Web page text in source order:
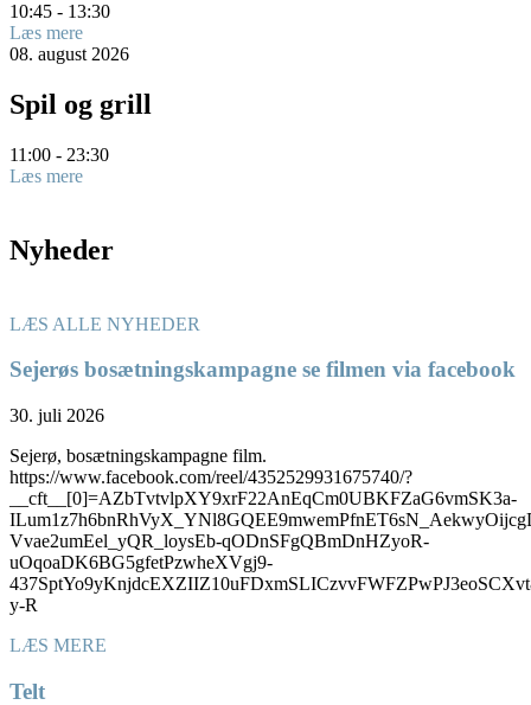
10:45 - 13:30
Læs mere
08. august 2026
Spil og grill
11:00 - 23:30
Læs mere
Nyheder
LÆS ALLE NYHEDER
Sejerøs bosætningskampagne se filmen via facebook
30. juli 2026
Sejerø, bosætningskampagne film.
https://www.facebook.com/reel/4352529931675740/?
__cft__[0]=AZbTvtvlpXY9xrF22AnEqCm0UBKFZaG6vmSK3a-
Vvae2umEel_yQR_loysEb-qODnSFgQBmDnHZyoR-
uOqoaDK6BG5gfetPzwheXVgj9-
y-R
LÆS MERE
Telt